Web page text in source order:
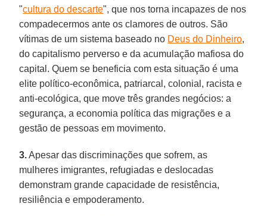
"cultura do descarte", que nos torna incapazes de nos
compadecermos ante os clamores de outros. São
vítimas de um sistema baseado no Deus do Dinheiro,
do capitalismo perverso e da acumulação mafiosa do
capital. Quem se beneficia com esta situação é uma
elite político-econômica, patriarcal, colonial, racista e
anti-ecológica, que move três grandes negócios: a
segurança, a economia política das migrações e a
gestão de pessoas em movimento.
3.Apesar das discriminações que sofrem, as
mulheres imigrantes, refugiadas e deslocadas
demonstram grande capacidade de resistência,
resiliência e empoderamento.